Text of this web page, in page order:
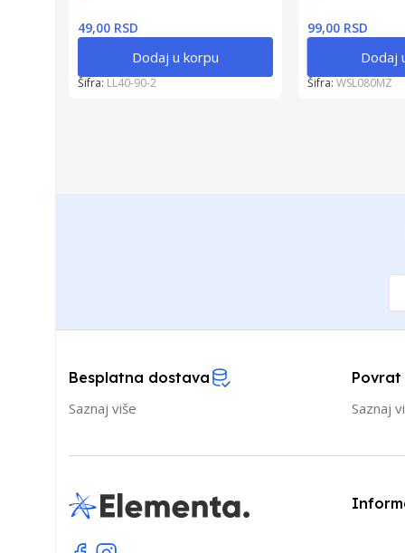
49,00 RSD
Dodaj u korpu
Šifra: LL40-90-2
99,00 RSD
Dodaj
Šifra: WSL080MZ
Besplatna dostava
Saznaj više
Saznaj